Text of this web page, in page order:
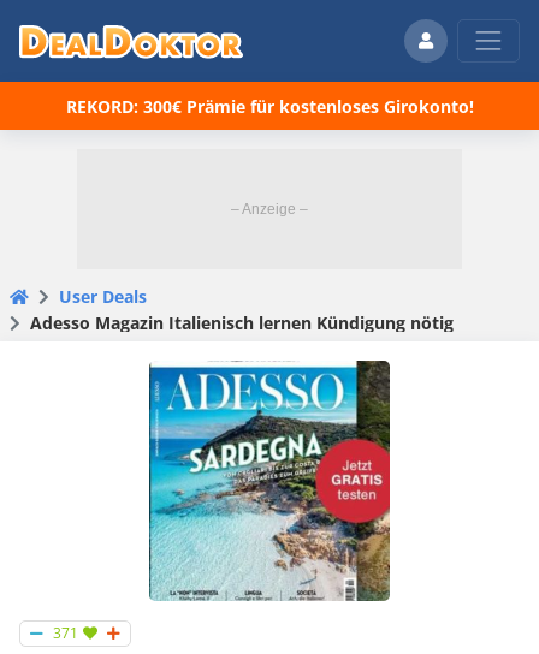
REKORD: 300€ Prämie für kostenloses Girokonto!
User Deals
Adesso Magazin Italienisch lernen Kündigung nötig
371